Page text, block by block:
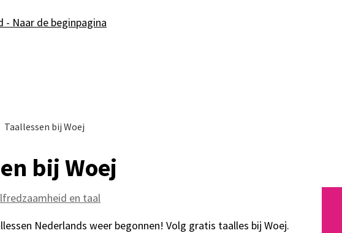
Taallessen bij Woej
bij Woej
en taal
Nederlands weer begonnen! Volg gratis taalles bij Woej.